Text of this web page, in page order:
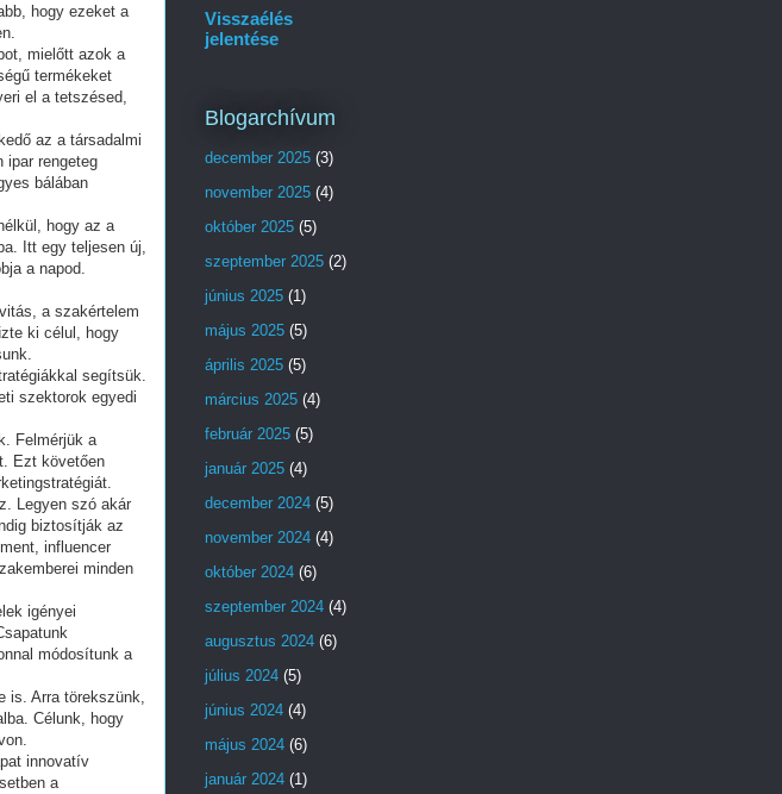
hogy ezeket a
mielőtt azok a
termékeket
el a tetszésed,
az a társadalmi
ipar rengeteg
bálában
hogy az a
Itt egy teljesen új,
a napod.
a szakértelem
ki célul, hogy
segítsük.
szektorok egyedi
Felmérjük a
Ezt követően
Legyen szó akár
biztosítják az
influencer
minden
igényei
módosítunk a
is. Arra törekszünk,
Célunk, hogy
innovatív
a
Visszaélés
jelentése
Blogarchívum
december 2025 (3)
november 2025 (4)
október 2025 (5)
szeptember 2025 (2)
június 2025 (1)
május 2025 (5)
április 2025 (5)
március 2025 (4)
február 2025 (5)
január 2025 (4)
december 2024 (5)
november 2024 (4)
október 2024 (6)
szeptember 2024 (4)
augusztus 2024 (6)
július 2024 (5)
június 2024 (4)
május 2024 (6)
január 2024 (1)